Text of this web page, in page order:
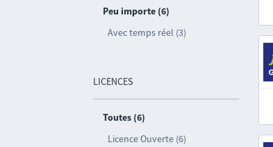
Peu importe (6)
Avec temps réel (3)
LICENCES
Toutes (6)
Licence Ouverte (6)